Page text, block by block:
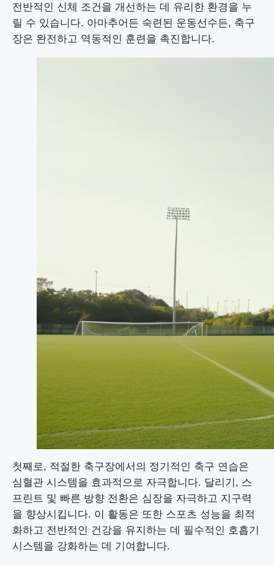
전반적인 신체 조건을 개선하는 데 유리한 환경을 누
릴 수 있습니다. 아마추어든 숙련된 운동선수든, 축구
장은 완전하고 역동적인 훈련을 촉진합니다.
첫째로, 적절한 축구장에서의 정기적인 축구 연습은
심혈관 시스템을 효과적으로 자극합니다. 달리기, 스
프린트 및 빠른 방향 전환은 심장을 자극하고 지구력
을 향상시킵니다. 이 활동은 또한 스포츠 성능을 최적
화하고 전반적인 건강을 유지하는 데 필수적인 호흡기
시스템을 강화하는 데 기여합니다.